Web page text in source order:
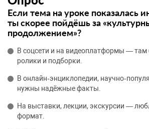
Если тема на уроке показалась
ты скорее пойдёшь за
продолжением»?
В соцсети и на видеоплатформы —
ролики и подборки.
В онлайн‑энциклопедии,
нужны надёжные факты.
На выставки, лекции, экскурсии —
формат.